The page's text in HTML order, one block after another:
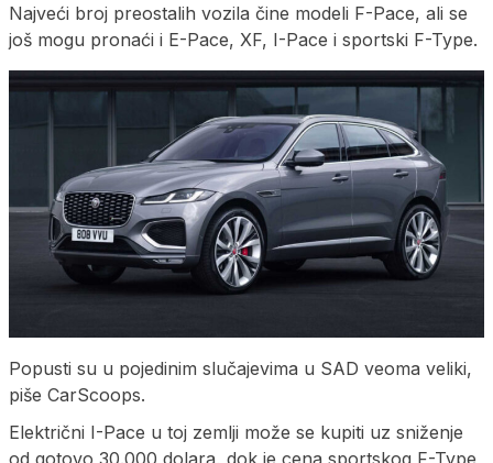
Najveći broj preostalih vozila čine modeli F-Pace, ali se
još mogu pronaći i E-Pace, XF, I-Pace i sportski F-Type.
Popusti su u pojedinim slučajevima u SAD veoma veliki,
piše CarScoops.
Električni I-Pace u toj zemlji može se kupiti uz sniženje
od gotovo 30.000 dolara, dok je cena sportskog F-Type